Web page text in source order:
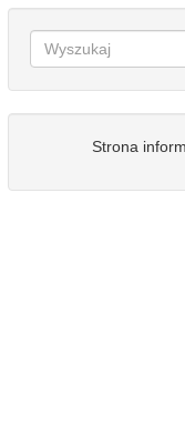
Strona